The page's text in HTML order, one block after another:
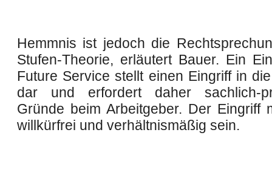
Hemmnis ist jedoch die
Stufen-Theorie, erläutert Bauer. Ein
Future Service stellt einen Eingriff in
dar und erfordert daher sachlich-
Gründe beim Arbeitgeber. Der Eingriff
willkürfrei und verhältnismäßig sein.